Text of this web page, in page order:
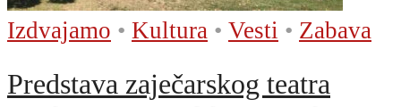
Izdvajamo • Kultura • Vesti • Zabava
Predstava zaječarskog teatra